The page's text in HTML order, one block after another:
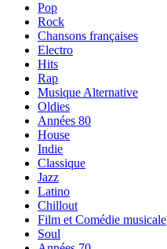
Pop
Rock
Chansons françaises
Electro
Hits
Rap
Musique Alternative
Oldies
Années 80
House
Indie
Classique
Jazz
Latino
Chillout
Film et Comédie musicale
Soul